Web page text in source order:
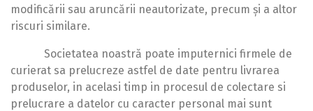
modificării sau aruncării neautorizate, precum și a altor
riscuri similare.
Societatea noastră poate imputernici firmele de
curierat sa prelucreze astfel de date pentru livrarea
produselor, in acelasi timp in procesul de colectare si
prelucrare a datelor cu caracter personal mai sunt